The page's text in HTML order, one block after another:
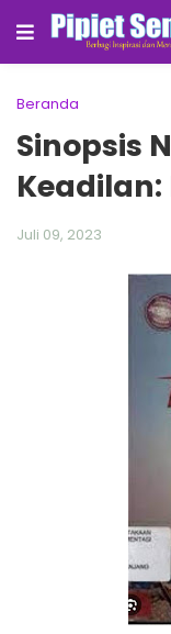
Beranda
Sinopsis
Keadilan:
Juli 09, 2023